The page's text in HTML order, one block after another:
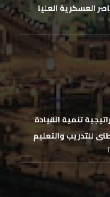
العسكرية العليا
تنمية القيادة
للتدريب والتعليم